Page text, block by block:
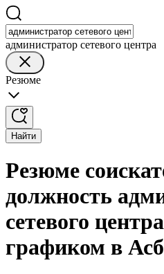
администратор сетевого центра
Резюме
Найти
Резюме
должность
сетевого
графиком в